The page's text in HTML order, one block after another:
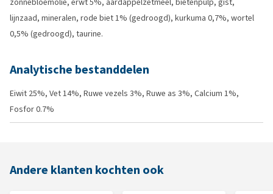
lijnzaad, mineralen, rode biet 1% (gedroogd), kurkuma 0,7%, wortel
0,5% (gedroogd), taurine.
Analytische bestanddelen
Eiwit 25%, Vet 14%, Ruwe vezels 3%, Ruwe as 3%, Calcium 1%,
Fosfor 0.7%
Andere klanten kochten ook